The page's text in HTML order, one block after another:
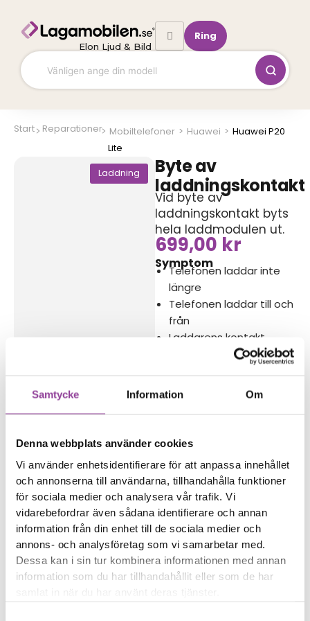
Samtycke Information Om
Denna webbplats använder cookies
Vi använder enhetsidentifierare för att anpassa innehållet
och annonserna till användarna, tillhandahålla funktioner
för sociala medier och analysera vår trafik. Vi
vidarebefordrar även sådana identifierare och annan
information från din enhet till de sociala medier och
annons- och analysföretag som vi samarbetar med.
Dessa kan i sin tur kombinera informationen med annan
information som du har tillhandahållit eller som de har
innehåll
Elon Ljud & Bild
Ring
Start Reparationer Mobiltelefoner > Huawei > Huawei P20
Lite
Laddning
Byte av
laddningskontakt
Vid byte av
laddningskontakt byts
hela laddmodulen ut.
699,00 kr
Symptom
Telefonen laddar inte
längre
Telefonen laddar till och
från
Laddarens kontakt
glappar från telefonen
minuter
Fler reparationer för samma
modell
Data Recovery599,00kr
Vattenskadebehandling499,00kr